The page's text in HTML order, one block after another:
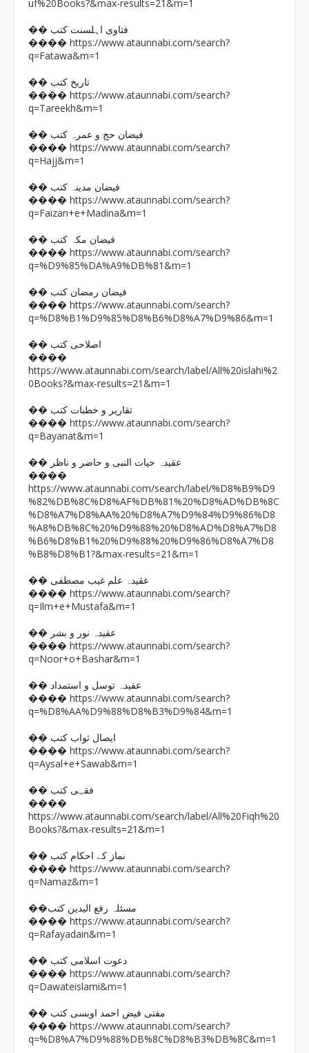
uf%20Books?&max-results=21&m=1
�� فتاوی اہلسنت کتب
���� https://www.ataunnabi.com/search?
q=Fatawa&m=1
�� تاریخ کتب
���� https://www.ataunnabi.com/search?
q=Tareekh&m=1
�� فیضان حج و عمرہ کتب
���� https://www.ataunnabi.com/search?
q=Hajj&m=1
�� فیضان مدینہ کتب
���� https://www.ataunnabi.com/search?
q=Faizan+e+Madina&m=1
�� فیضان مکہ کتب
���� https://www.ataunnabi.com/search?
q=%D9%85%DA%A9%DB%81&m=1
�� فیضان رمضان کتب
���� https://www.ataunnabi.com/search?
q=%D8%B1%D9%85%D8%B6%D8%A7%D9%86&m=1
�� اصلاحی کتب
����
https://www.ataunnabi.com/search/label/All%20islahi%2
0Books?&max-results=21&m=1
�� تقاریر و خطبات کتب
���� https://www.ataunnabi.com/search?
q=Bayanat&m=1
�� عقیدہ حیات النبی و حاضر و ناظر
����
https://www.ataunnabi.com/search/label/%D8%B9%D9
%82%DB%8C%D8%AF%DB%81%20%D8%AD%DB%8C
%D8%A7%D8%AA%20%D8%A7%D9%84%D9%86%D8
%A8%DB%8C%20%D9%88%20%D8%AD%D8%A7%D8
%B6%D8%B1%20%D9%88%20%D9%86%D8%A7%D8
%B8%D8%B1?&max-results=21&m=1
�� عقیدہ علم غیب مصطفی
���� https://www.ataunnabi.com/search?
q=Ilm+e+Mustafa&m=1
�� عقیدہ نور و بشر
���� https://www.ataunnabi.com/search?
q=Noor+o+Bashar&m=1
�� عقیدہ توسل و استمداد
���� https://www.ataunnabi.com/search?
q=%D8%AA%D9%88%D8%B3%D9%84&m=1
�� ایصال ثواب کتب
���� https://www.ataunnabi.com/search?
q=Aysal+e+Sawab&m=1
�� فقہی کتب
����
https://www.ataunnabi.com/search/label/All%20Fiqh%20
Books?&max-results=21&m=1
�� نماز کے احکام کتب
���� https://www.ataunnabi.com/search?
q=Namaz&m=1
��مسئلہ رفع الیدین کتب
���� https://www.ataunnabi.com/search?
q=Rafayadain&m=1
�� دعوت اسلامی کتب
���� https://www.ataunnabi.com/search?
q=Dawateislami&m=1
�� مفتی فیض احمد اویسی کتب
���� https://www.ataunnabi.com/search?
q=%D8%A7%D9%88%DB%8C%D8%B3%DB%8C&m=1